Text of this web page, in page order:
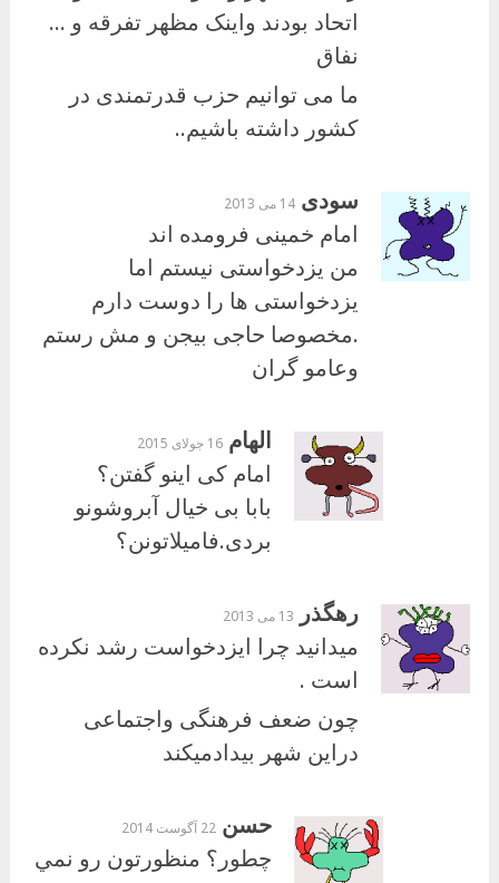
اتحاد بودند واینک مظهر تفرقه و …
نفاق
ما می توانیم حزب قدرتمندی در
کشور داشته باشیم..
سودی 14 می 2013
امام خمینی فرومده اند
من یزدخواستی نیستم اما
یزدخواستی ها را دوست دارم
.مخصوصا حاجی بیجن و مش رستم
وعامو گران
الهام 16 جولای 2015
امام کی اینو گفتن؟
بابا بی خیال آبروشونو
بردی.فامیلاتونن؟
رهگذر 13 می 2013
میدانید چرا ایزدخواست رشد نکرده
است .
چون ضعف فرهنگی واجتماعی
دراین شهر بیدادمیکند
حسن 22 آگوست 2014
چطور؟ منظورتون رو نمي